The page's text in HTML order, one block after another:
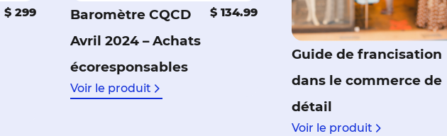
$ 299
Baromètre CQCD
Avril 2024 – Achats
écoresponsables
$ 134.99
Voir le produit
Guide de francisation
dans le commerce de
détail
Voir le produit